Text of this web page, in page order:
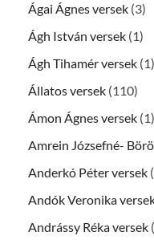
Ágai Ágnes versek (3)
Ágh István versek (1)
Ágh Tihamér versek (1)
Állatos versek (110)
Ámon Ágnes versek (1)
Amrein Józsefné-
Anderkó Péter versek
Andók Veronika
Andrássy Réka versek